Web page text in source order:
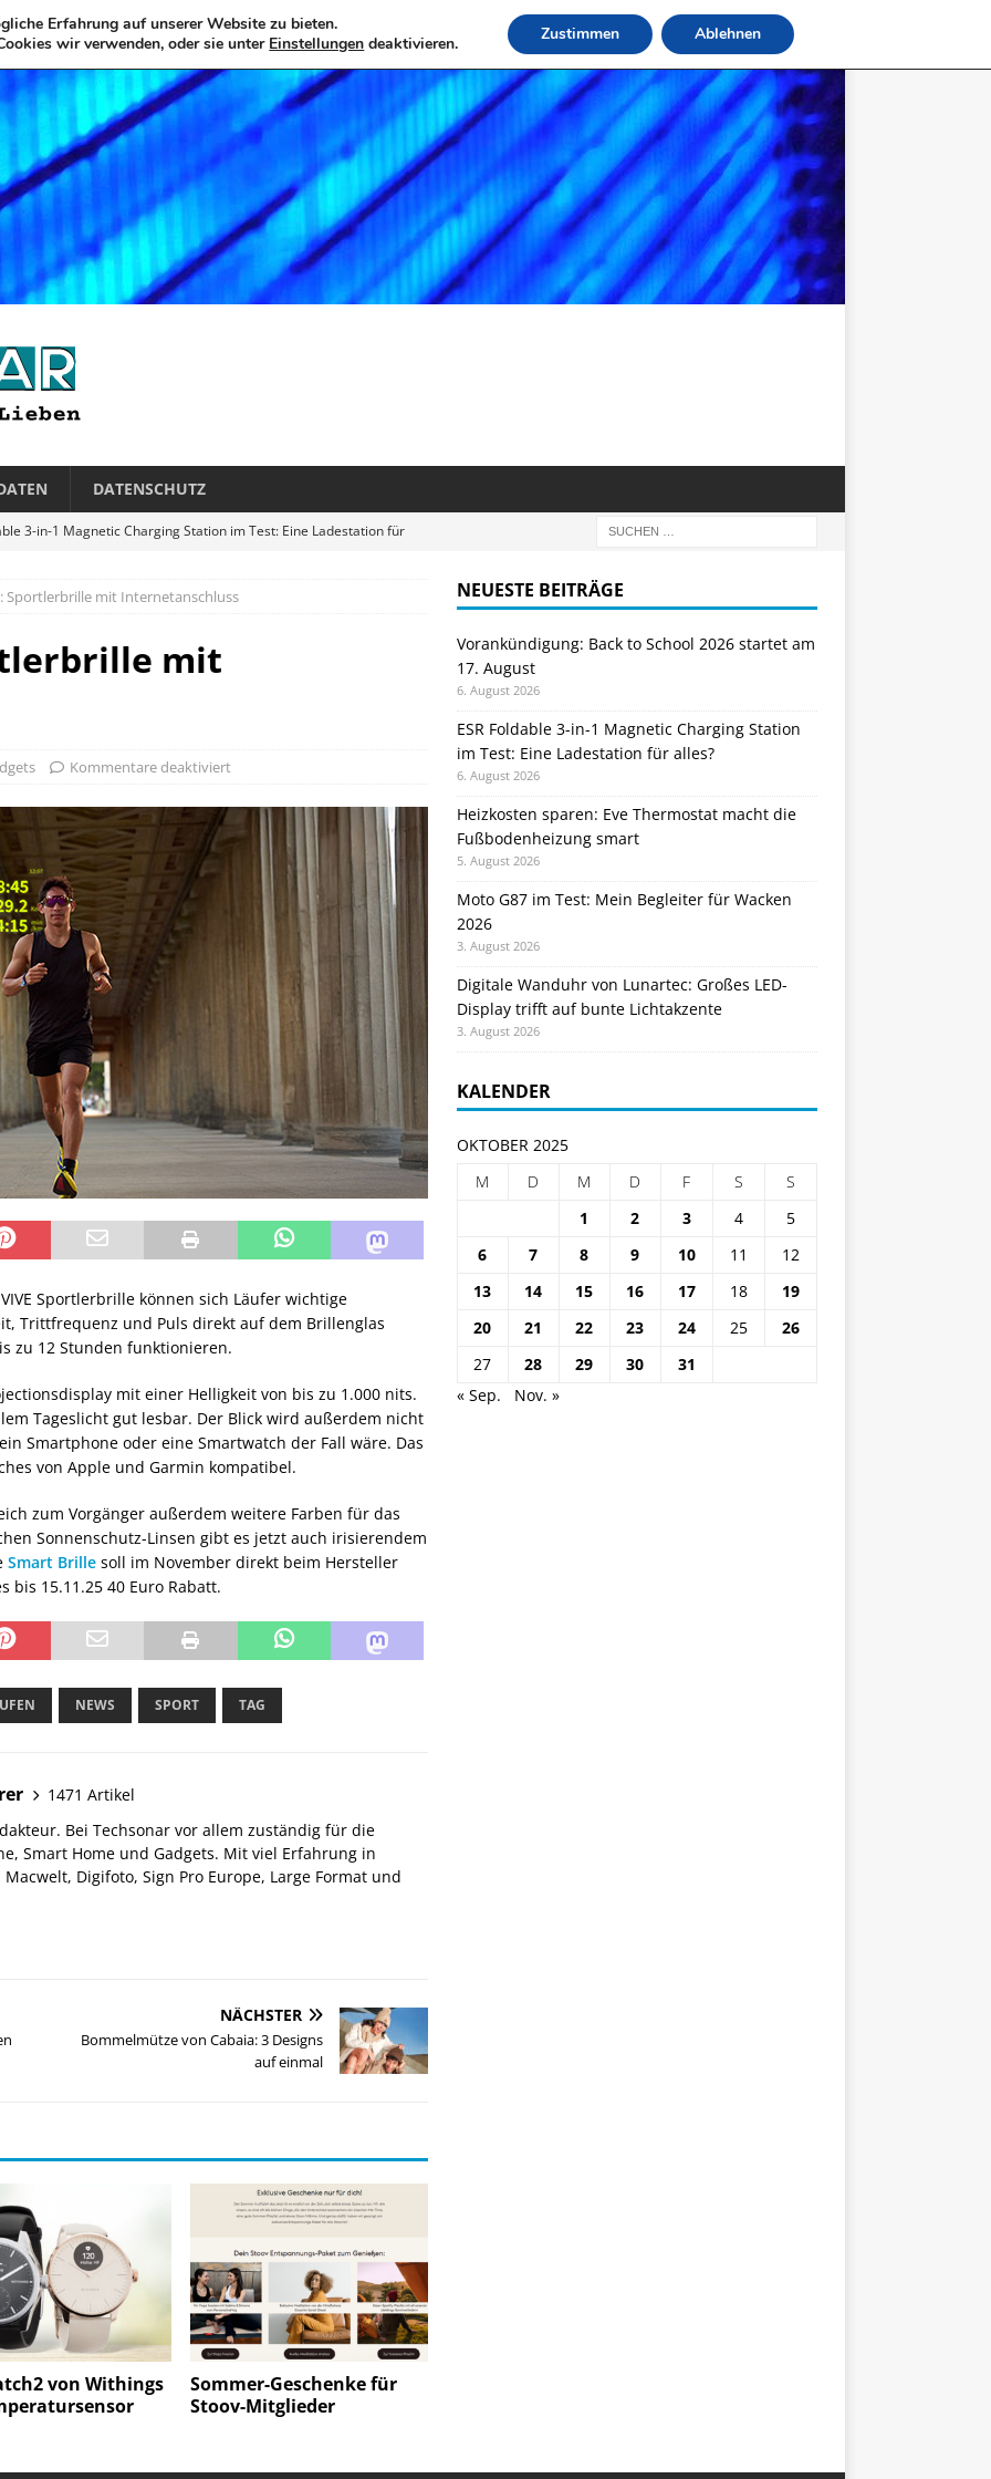
DATENSCHUTZ
3-in-1 Magnetic Charging Station im Test: Eine Ladestation für
sparen: Eve Thermostat macht die Fußbodenheizung smart
im Test: Mein Begleiter für Wacken 2026
von Lunartec: Großes LED-Display trifft auf bunte
Sportlerbrille mit Internetanschluss
mit
Kommentare deaktiviert
Sportlerbrille können sich Läufer wichtige
Trittfrequenz und Puls direkt auf dem Brillenglas
zu 12 Stunden funktionieren.
mit einer Helligkeit von bis zu 1.000 nits.
Tageslicht gut lesbar. Der Blick wird außerdem nicht
Smartphone oder eine Smartwatch der Fall wäre. Das
von Apple und Garmin kompatibel.
zum Vorgänger außerdem weitere Farben für das
Sonnenschutz-Linsen gibt es jetzt auch irisierendem
Smart Brille soll im November direkt beim Hersteller
bis 15.11.25 40 Euro Rabatt.
NEWS SPORT TAG
1471 Artikel
Bei Techsonar vor allem zuständig für die
Smart Home und Gadgets. Mit viel Erfahrung in
Macwelt, Digifoto, Sign Pro Europe, Large Format und
NÄCHSTER
Bommelmütze von Cabaia: 3 Designs
auf einmal
von Withings
Sommer-Geschenke für
Stoov-Mitglieder
NEUESTE BEITRÄGE
Vorankündigung: Back to School 2026 startet am
17. August
6. August 2026
ESR Foldable 3-in-1 Magnetic Charging Station
im Test: Eine Ladestation für alles?
6. August 2026
Heizkosten sparen: Eve Thermostat macht die
Fußbodenheizung smart
5. August 2026
Moto G87 im Test: Mein Begleiter für Wacken
2026
3. August 2026
Digitale Wanduhr von Lunartec: Großes LED-
Display trifft auf bunte Lichtakzente
3. August 2026
KALENDER
OKTOBER 2025
M
D M D F S
S
1
2 3 4
5
6
7 8 9 10 11
12
13
14 15 16 17 18
19
20
21 22 23 24 25
26
27
28 29 30
31
« Sep.
Nov. »
Erfahrung auf unserer Website zu bieten.
wir verwenden, oder sie unter Einstellungen deaktivieren. Zustimmen Ablehnen